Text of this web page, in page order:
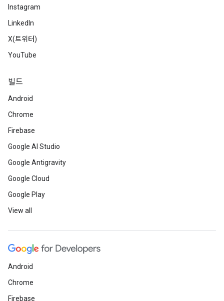
Instagram
LinkedIn
X(트위터)
YouTube
빌드
Android
Chrome
Firebase
Google AI Studio
Google Antigravity
Google Cloud
Google Play
View all
Android
Chrome
Firebase